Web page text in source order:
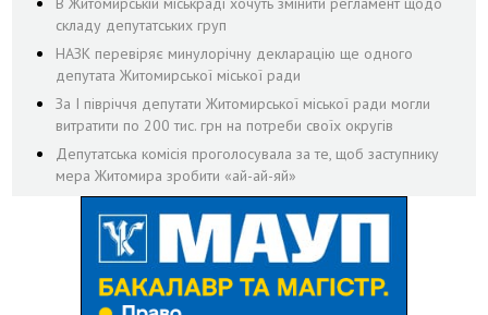
складу депутатських груп
НАЗК перевіряє минулорічну декларацію ще одного
депутата Житомирської міської ради
За І півріччя депутати Житомирської міської ради могли
витратити по 200 тис. грн на потреби своїх округів
Депутатська комісія проголосувала за те, щоб заступнику
мера Житомира зробити «ай-ай-яй»